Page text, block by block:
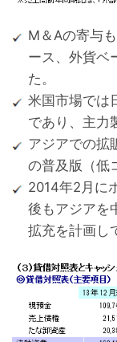
M＆Aの寄与
ース、外貨ベ
た。
米国市場では
であり、主力
アジアでの拡
の普及版（低
2014年2月に
後もアジアを
拡充を計画し